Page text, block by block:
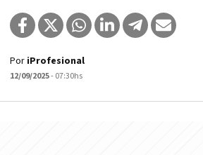
Por iProfesional
12/09/2025- 07:30hs